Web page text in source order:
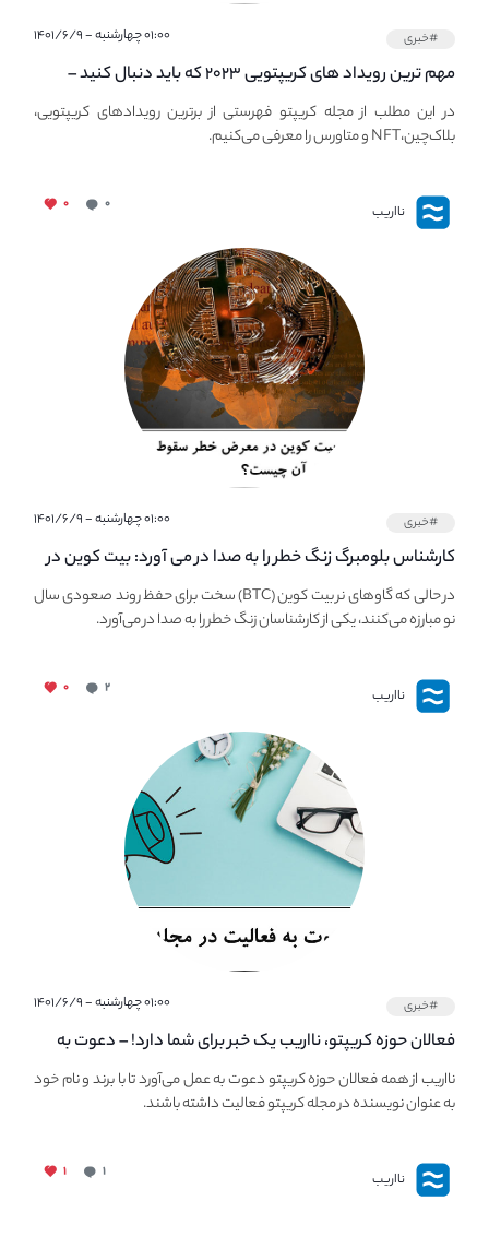
#خبری ۰۱:۰۰ چهارشنبه - ۱۴۰۱/۶/۹
مهم ترین رویداد های کریپتویی ۲۰۲۳ که باید دنبال کنید –
معرفی بهترین رویداد های جهانی
در این مطلب از مجله کریپتو فهرستی از برترین رویدادهای کریپتویی،
بلاک‌چین،NFT و متاورس را معرفی می‌کنیم.
نااریب ۰ ۰
#خبری ۰۱:۰۰ چهارشنبه - ۱۴۰۱/۶/۹
کارشناس بلومبرگ زنگ خطر را به صدا در می آورد: بیت کوین در
معرض خطر سقوط بزرگ است - دلیل آن چیست؟در حالی که گاوهای نر بیت کوین (BTC) سخت برای حفظ روند صعودی سال
نو مبارزه می‌کنند، یکی از کارشناسان زنگ خطر را به صدا در می‌آورد.
نااریب ۲ ۰
#خبری ۰۱:۰۰ چهارشنبه - ۱۴۰۱/۶/۹
فعالان حوزه کریپتو، نااریب یک خبر برای شما دارد! – دعوت به
فعالیت در مجله کریپتو
نااریب از همه فعالان حوزه کریپتو دعوت به عمل می‌آورد تا با برند و نام خود
به عنوان نویسنده در مجله کریپتو فعالیت داشته باشند.
نااریب ۱ ۱